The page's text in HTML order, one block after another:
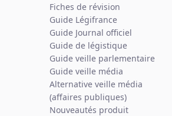
Fiches de révision
Guide Légifrance
Guide Journal officiel
Guide de légistique
Guide veille parlementaire
Guide veille média
Alternative veille média
(affaires publiques)
Nouveautés produit